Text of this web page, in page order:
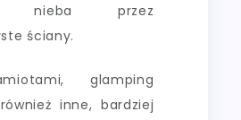
nieba przez
ściany.
glamping
inne, bardziej